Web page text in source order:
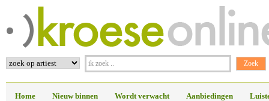
Home Nieuw binnen Wordt verwacht Aanbiedingen